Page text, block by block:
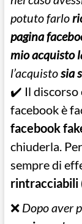
potuto farlo
pagina
mio acquisto
l’acquistosia
✔️ Il discorso
facebook è
facebook
chiuderla.
sempre di
rintracciabili
❌ Dopo aver